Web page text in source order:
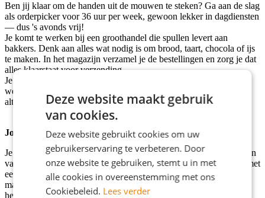
Ben jij klaar om de handen uit de mouwen te steken? Ga aan de slag
als orderpicker voor 36 uur per week, gewoon lekker in dagdiensten
— dus 's avonds vrij!
Je komt te werken bij een groothandel die spullen levert aan
bakkers. Denk aan alles wat nodig is om brood, taart, chocola of ijs
te maken. In het magazijn verzamel je de bestellingen en zorg je dat
alles klaarstaat voor verzending.
Je werkt samen met een hecht, gezellig en jong team, waar hard
werken en lol maken prima samengaan. Elke dag is anders, maar
altijd gezellig.
Jouw nieuwe werkplek
Je gaat aan de slag in een groot magazijn hier liggen veel producten
van licht en klein tot groot en zwaar. Alles is strak georganiseerd met
een duidelijke planning en een helder picksysteem. Vanuit dit
magazijn worden bestellingen klaargemaakt voor bakkerijen door
het hele land. Denk aan zakken meel, vloeistoffen én heerlijk ijs.
Deze website maakt gebruik
van cookies.
Deze website gebruikt cookies om uw
gebruikerservaring te verbeteren. Door
onze website te gebruiken, stemt u in met
alle cookies in overeenstemming met ons
Cookiebeleid. Lees verder